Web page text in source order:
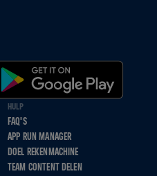
HULP
FAQ'S
APP RUN MANAGER
DOEL REKENMACHINE
TEAM CONTENT DELEN